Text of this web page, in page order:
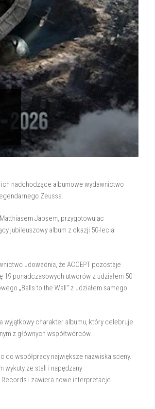
nadchodzące albumowe wydawnictwo
Zeussa.
Jabsem, przygotowując
jubileuszowy album z okazji 50-lecia
udowadnia, że ACCEPT pozostaje
ponadczasowych utworów z udziałem 50
„Balls to the Wall” z udziałem samego
wyjątkowy charakter albumu, który celebruje
z głównych współtwórców.
do współpracy największe nazwiska sceny.
wykuty ze stali i napędzany
Records i zawiera nowe interpretacje